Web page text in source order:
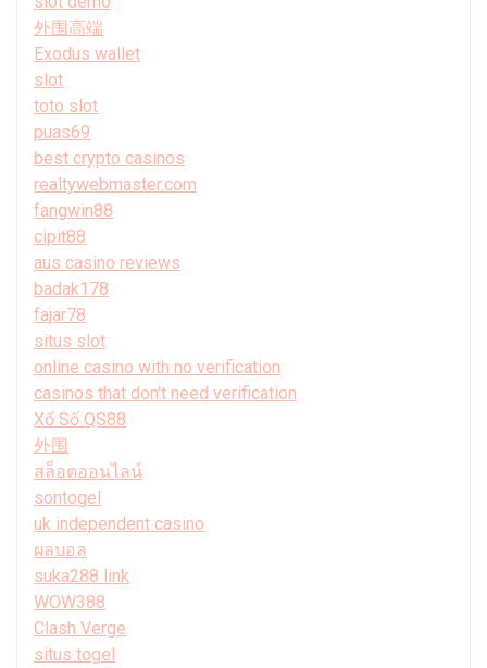
外围高端
Exodus wallet
slot
toto slot
puas69
best crypto casinos
realtywebmaster.com
fangwin88
cipit88
aus casino reviews
badak178
fajar78
situs slot
online casino with no verification
casinos that don't need verification
Xổ Số QS88
外围
สล็อตออนไลน์
sontogel
uk independent casino
ผลบอล
suka288 link
WOW388
Clash Verge
situs togel